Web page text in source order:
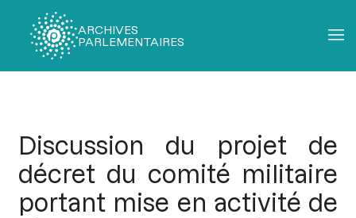
ARCHIVES
PARLEMENTAIRES
Discussion du projet de
décret du comité militaire
portant mise en activité de